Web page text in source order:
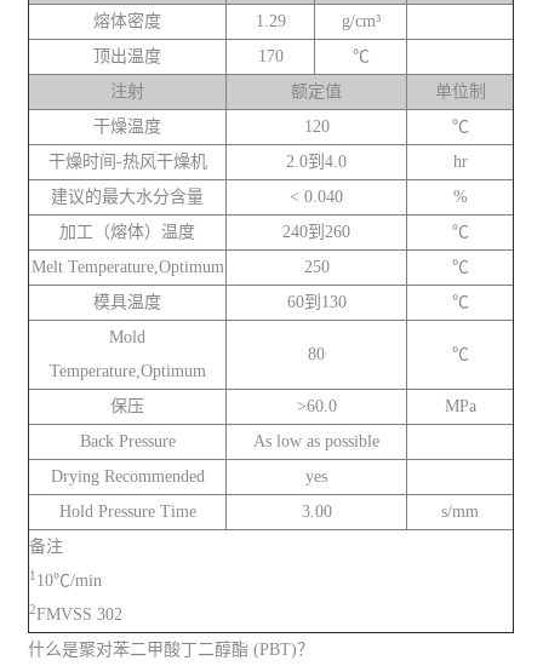
熔体密度
1.29
g/cm³
顶出温度
170
℃
注射
额定值
单位制
干燥温度
120
℃
干燥时间-热风干燥机
2.0到4.0
hr
建议的最大水分含量
< 0.040
%
加工（熔体）温度
240到260
℃
Melt Temperature,Optimum
250
℃
模具温度
60到130
℃
Mold
Temperature,Optimum
80 ℃
保压 >60.0
MPa
Back Pressure
As low as possible
Drying Recommended
yes
Hold Pressure Time
3.00
s/mm
备注
1 10℃/min
2FMVSS 302
什么是聚对苯二甲酸丁二醇酯 (PBT)？